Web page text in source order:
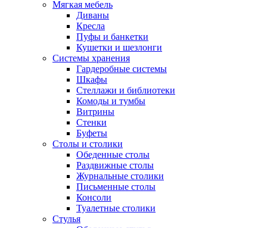
Мягкая мебель
Диваны
Кресла
Пуфы и банкетки
Кушетки и шезлонги
Системы хранения
Гардеробные системы
Шкафы
Стеллажи и библиотеки
Комоды и тумбы
Витрины
Стенки
Буфеты
Столы и столики
Обеденные столы
Раздвижные столы
Журнальные столики
Письменные столы
Консоли
Туалетные столики
Стулья